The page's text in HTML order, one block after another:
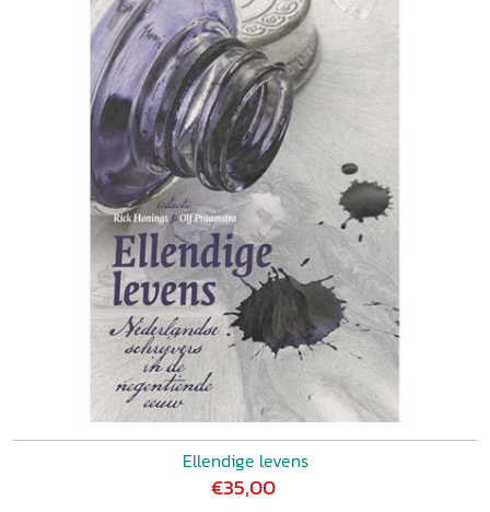
Ellendige levens
€35,00